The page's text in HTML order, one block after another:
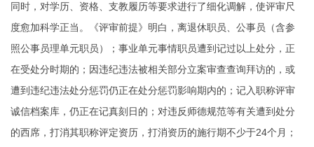
同时，对学历、资格、支教履历等要求进行了细化调解，使评审尺
度愈加科学正当。《评审前提》明白，离退休职员、公事员（含参
照公事员理单元职员）；事业单元事情职员遭到记过以上处分，正
在受处分时期的；因违纪违法被相关部分立案审查查询拜访的，或
遭到违纪违法处分惩罚仍正在处分惩罚影响期内的；记入职称评审
诚信档案库，仍正在记真刻日的；对违反师德规范等有关遭到处分
的西席，打消其职称评定资历，打消资历的施行期不少于24个月；